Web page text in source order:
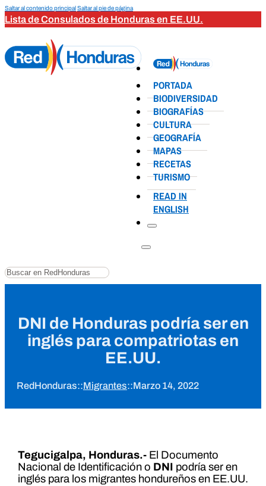
Saltar al contenido principalSaltar al pie de página
Lista de Consulados de Honduras en EE.UU.
PORTADA
BIODIVERSIDAD
BIOGRAFÍAS
CULTURA
GEOGRAFÍA
MAPAS
RECETAS
TURISMO
READ IN
ENGLISH
Buscar
DNI de Honduras podría ser en
inglés para compatriotas en
EE.UU.
RedHonduras::Migrantes::Marzo 14, 2022
Tegucigalpa, Honduras.-El Documento
Nacional de Identificación o DNI podría ser en
inglés para los migrantes hondureños en EE.UU.